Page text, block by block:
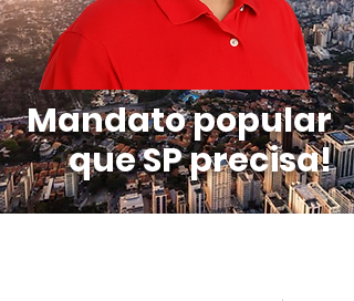
Mandato popular
que SP precisa!